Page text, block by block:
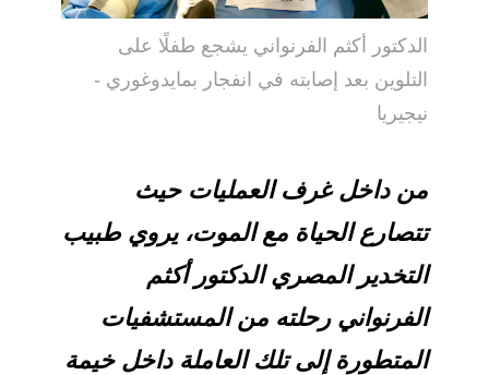
الدكتور أكثم الفرنواني يشجع طفلًا على
التلوين بعد إصابته في انفجار بمايدوغوري -
نيجيريا
من داخل غرف العمليات حيث
تتصارع الحياة مع الموت، يروي طبيب
التخدير المصري الدكتور أكثم
الفرنواني رحلته من المستشفيات
المتطورة إلى تلك العاملة داخل خيمة